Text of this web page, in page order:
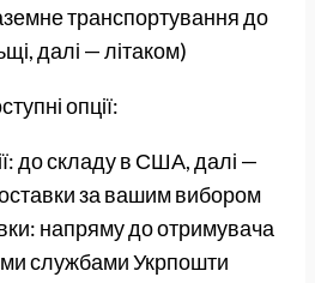
транспортування до
далі — літаком)
опції:
до складу в США, далі —
за вашим вибором
напряму до отримувача
службами Укрпошти